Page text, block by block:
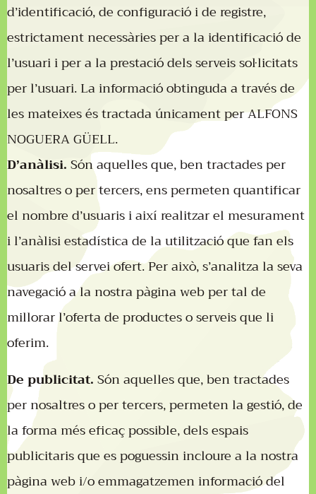
d’identificació, de configuració i de registre,
estrictament necessàries per a la identificació de
l’usuari i per a la prestació dels serveis sol·licitats
per l’usuari. La informació obtinguda a través de
les mateixes és tractada únicament per ALFONS
NOGUERA GÜELL.
D’anàlisi.Són aquelles que, ben tractades per
nosaltres o per tercers, ens permeten quantificar
el nombre d’usuaris i així realitzar el mesurament
i l’anàlisi estadística de la utilització que fan els
usuaris del servei ofert. Per això, s’analitza la seva
navegació a la nostra pàgina web per tal de
millorar l’oferta de productes o serveis que li
oferim.
De publicitat.Són aquelles que, ben tractades
per nosaltres o per tercers, permeten la gestió, de
la forma més eficaç possible, dels espais
publicitaris que es poguessin incloure a la nostra
pàgina web i/o emmagatzemen informació del